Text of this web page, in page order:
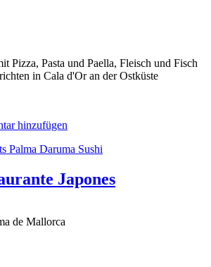
Pizza, Pasta und Paella, Fleisch und Fisch
in Cala d'Or an der Ostküste
hinzufügen
Japones
de Mallorca